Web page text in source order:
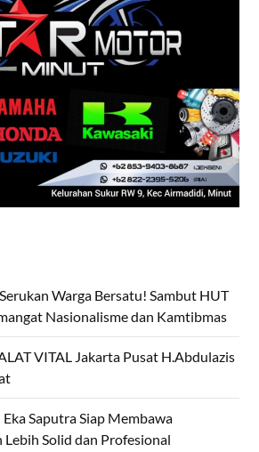
Warga Bersatu! Sambut HUT
Nasionalisme dan Kamtibmas
VITAL Jakarta Pusat H.Abdulazis
Saputra Siap Membawa
Lebih Solid dan Profesional